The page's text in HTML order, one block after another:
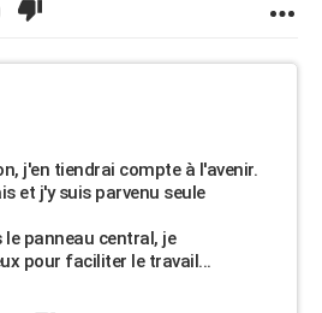
j'en tiendrai compte à l'avenir.
et j'y suis parvenu seule
panneau central, je
pour faciliter le travail...